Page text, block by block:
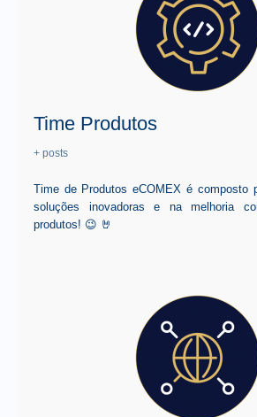
Time Produtos
+ posts
Time de Produtos eCOMEX é composto
soluções inovadoras e na melhoria
produtos! 😉 🤘